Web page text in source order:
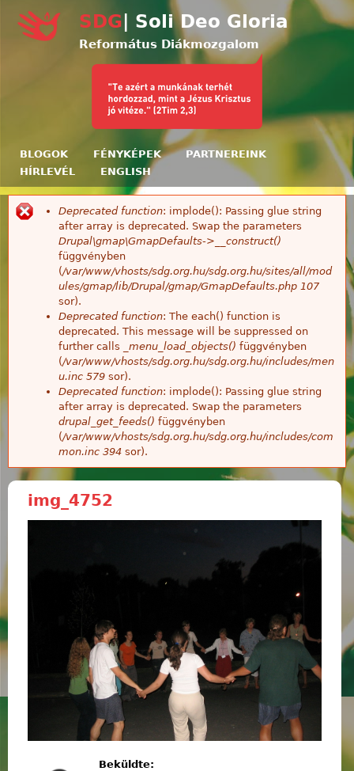
Ugrás a tartalomra
SDG | Soli Deo Gloria
Református Diákmozgalom
BLOGOK FÉNYKÉPEK
PARTNEREINK
HÍRLEVÉL
ENGLISH
Hibaüzenet
Deprecated function: implode(): Passing glue string
after array is deprecated. Swap the parameters
Drupal\gmap\GmapDefaults->__construct()
függvényben
(/var/www/vhosts/sdg.org.hu/sdg.org.hu/sites/all/mod
ules/gmap/lib/Drupal/gmap/GmapDefaults.php 107
sor).
Deprecated function: The each() function is
deprecated. This message will be suppressed on
further calls
_menu_load_objects() függvényben
(/var/www/vhosts/sdg.org.hu/sdg.org.hu/includes/men
u.inc 579 sor).
Deprecated function: implode(): Passing glue string
after array is deprecated. Swap the parameters
drupal_get_feeds() függvényben
(/var/www/vhosts/sdg.org.hu/sdg.org.hu/includes/com
mon.inc 394 sor).
img_4752
Beküldte: